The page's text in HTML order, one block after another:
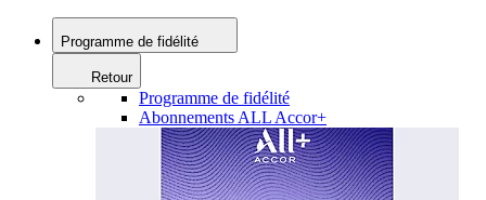
Programme de fidélité
Retour
Programme de fidélité
Abonnements ALL Accor+